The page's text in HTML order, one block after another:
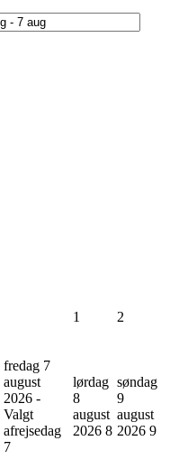
1 2
fredag 7
august
2026 -
Valgt
afrejsedag
7
lørdag
8
august
2026 8
søndag
9
august
2026 9